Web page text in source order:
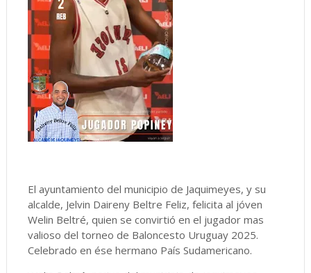
El ayuntamiento del municipio de Jaquimeyes, y su
alcalde, Jelvin Daireny Beltre Feliz, felicita al jóven
Welin Beltré, quien se convirtió en el jugador mas
valioso del torneo de Baloncesto Uruguay 2025.
Celebrado en ése hermano País Sudamericano.